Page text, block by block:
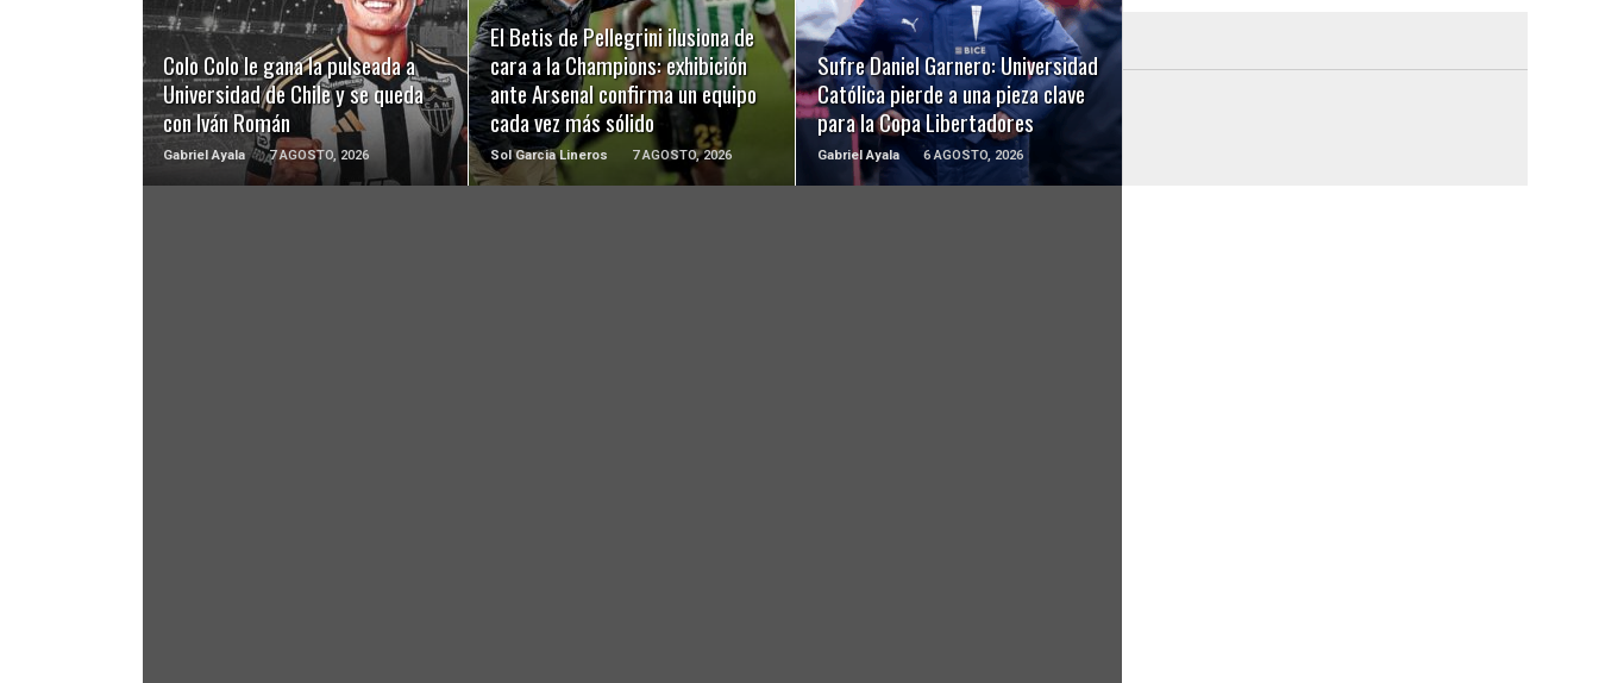
Colo Colo le gana la pulseada a
Universidad de Chile y se queda
con Iván Román
Gabriel Ayala 7 AGOSTO, 2026
LEER MÁS
El Betis de Pellegrini ilusiona de
cara a la Champions: exhibición
ante Arsenal confirma un equipo
cada vez más sólido
Sol Garcia Lineros 7 AGOSTO, 2026
LEER MÁS
Sufre Daniel Garnero: Universidad
Católica pierde a una pieza clave
para la Copa Libertadores
Gabriel Ayala 6 AGOSTO, 2026
LEER MÁS